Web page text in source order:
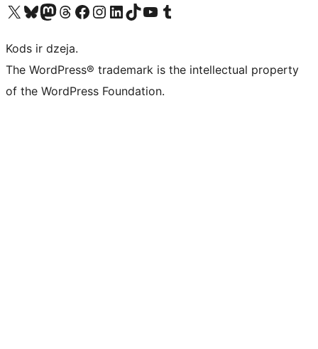
Apmeklējiet mūsu X (agrāk Twitter) kontu
Apmeklējiet mūsu Bluesky kontu
Apmeklējiet mūsu Mastodon kontu
Apmeklējiet mūsu Threads kontu
Apmeklējiet mūsu Facebook lapuApmeklējiet mūsu Instagram kontu
Apmeklējiet mūsu LinkedIn kontu
Apmeklējiet mūsu TikTok kontu
Apmeklējiet mūsu YouTube kanālu
Apmeklējiet mūsu Tumblr kontu
Kods ir dzeja.
The WordPress® trademark is the intellectual property
of the WordPress Foundation.